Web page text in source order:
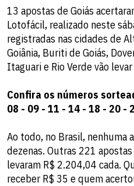
13 apostas de Goiás
Lotofácil, realizado neste
registradas nas cidades de
Goiânia, Buriti de Goiás,
Itaguari e Rio Verde vão
Confira os números
08 - 09 - 11 - 14 - 18 - 20 -
Ao todo, no Brasil, nenhuma
dezenas. Outras 221
levaram R$ 2.204,04 cada.
receber R$ 35 e quem